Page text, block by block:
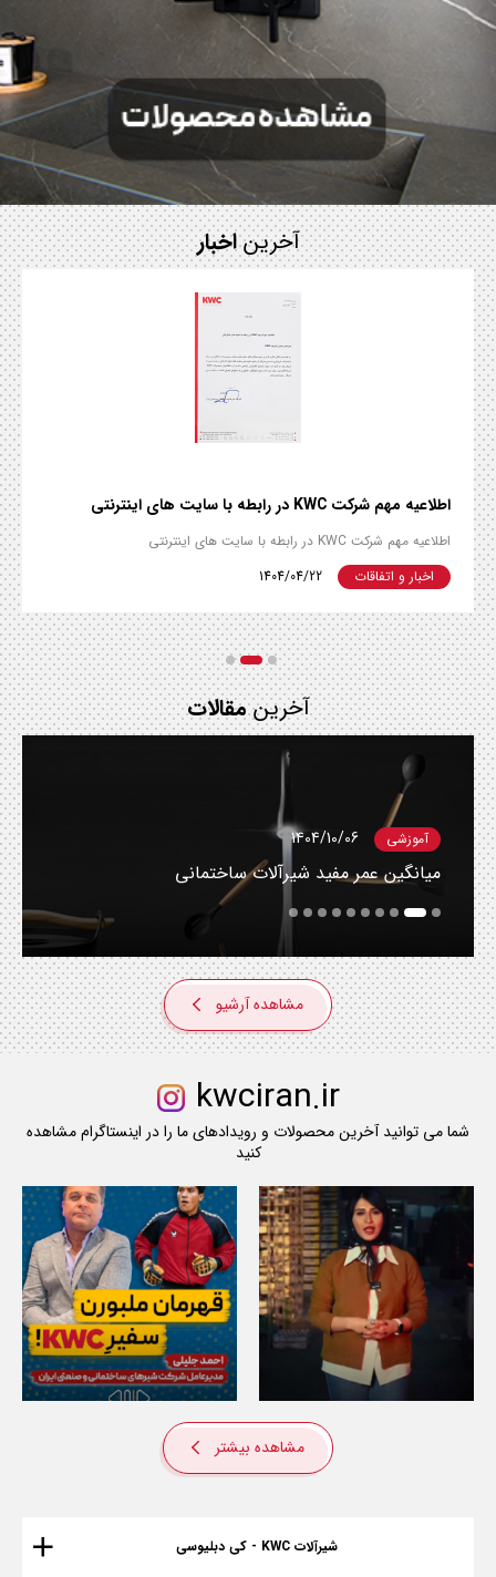
آخریناخبار
اطلاعیه مهم شرکت KWC در رابطه با سایت های اینترنتی
اطلاعیه مهم شرکت KWC در رابطه با سایت های اینترنتی
اخبار و اتفاقات
1404/04/22
آخرینمقالات
آموزشی 1404/10/06
میانگین عمر مفید شیرآلات ساختمانی
مشاهده آرشیو
kwciran.ir
شما می توانید آخرین محصولات و رویدادهای ما را در اینستاگرام مشاهده
کنید
مشاهده بیشتر
شیرآلات KWC - کی دبلیوسی